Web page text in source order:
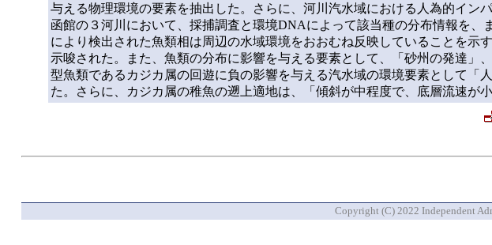
与える物理環境の要素を抽出した。さらに、河川汽水域における人為的イン
函館の３河川において、採捕調査と環境DNAによって該当種の分布情報を
により検出された魚類相は周辺の水域環境をおおむね反映していることを
示唆された。また、魚類の分布に影響を与える要素として、「砂州の発達
型魚類であるカジカ属の回遊に負の影響を与える汽水域の環境要素として
た。さらに、カジカ属の稚魚の遡上適地は、「傾斜が中程度で、底層流速が
Copyright (C) 2022 Independent